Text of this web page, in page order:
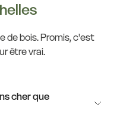
de bois. Promis, c'est
être vrai.
cher que